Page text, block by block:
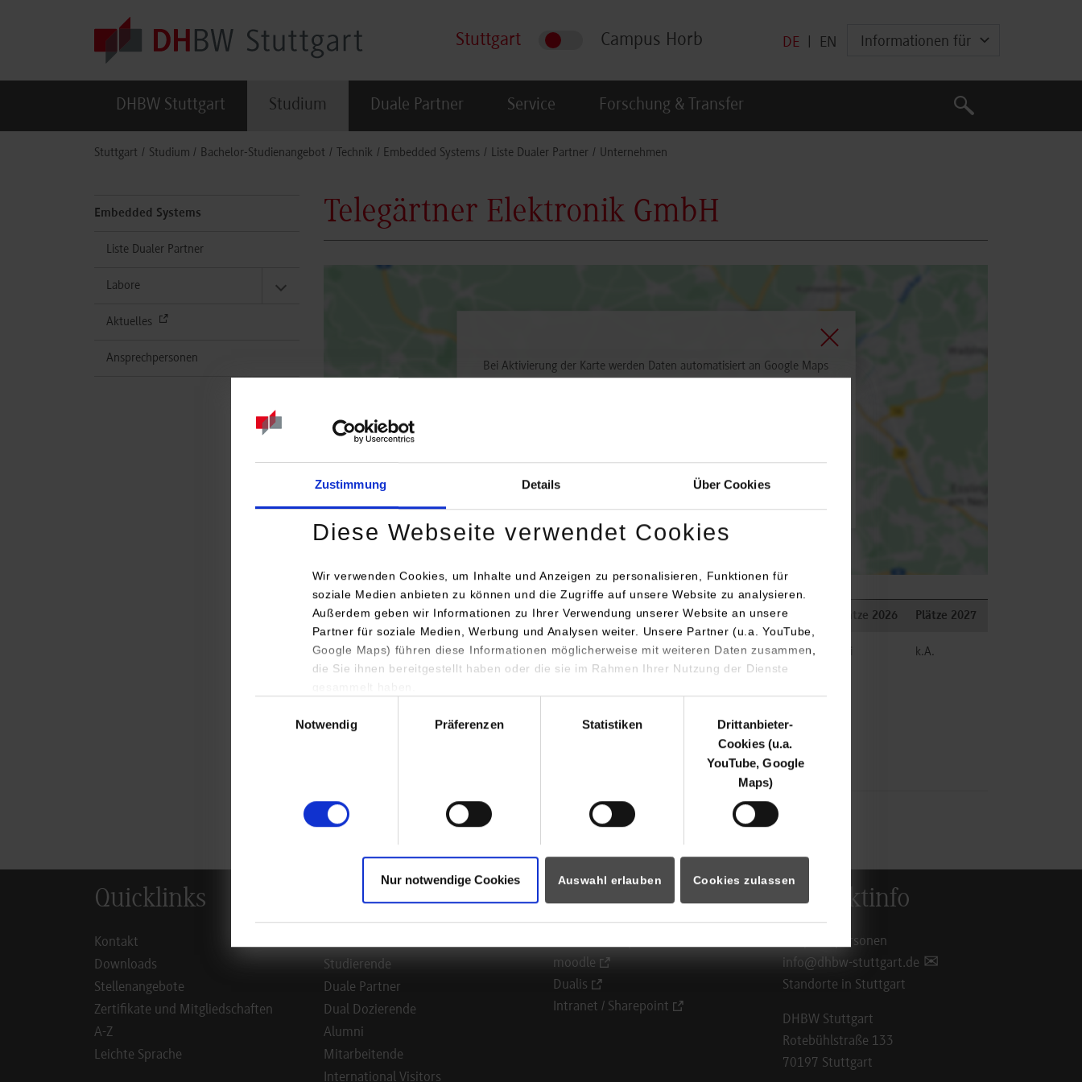
Zustimmung Details Über Cookies
Diese Webseite verwendet Cookies
Wir verwenden Cookies, um Inhalte und Anzeigen zu personalisieren, Funktionen für
soziale Medien anbieten zu können und die Zugriffe auf unsere Website zu analysieren.
Außerdem geben wir Informationen zu Ihrer Verwendung unserer Website an unsere
Partner für soziale Medien, Werbung und Analysen weiter. Unsere Partner (u.a. YouTube,
Google Maps) führen diese Informationen möglicherweise mit weiteren Daten zusammen,
die Sie ihnen bereitgestellt haben oder die sie im Rahmen Ihrer Nutzung der Dienste
Notwendig
Präferenzen Statistiken
Drittanbieter-
Cookies (u.a.
YouTube, Google
Maps)
Nur notwendige Cookies Auswahl erlauben Cookies zulassen
Stuttgart Campus Horb DE EN Informationen für
DHBW Stuttgart Studium Duale Partner Service Forschung & Transfer
Suche
Suche
Stuttgart Studium Bachelor-Studienangebot Technik Embedded Systems Liste Dualer Partner Unternehmen
Embedded Systems
Liste Dualer Partner
Labore
Aktuelles
Ansprechpersonen
Telegärtner Elektronik GmbH
Bei Aktivierung der Karte werden Daten automatisiert an Google Maps
Dauerhaft aktivieren Einmalig aktivieren
Studiengang / Studienrichtung Anschrift / Ansprechperson Bemerkungen Plätze 2026 Plätze 2027
Embedded Systems / General Engineering
Telegärtner Elektronik GmbH
Hofäckerstr. 18
Andreas Judt
k.A.
zurück zur Ergebnisliste
Quicklinks
Kontakt
Downloads
Stellenangebote
Zertifikate und Mitgliedschaften
A-Z
Leichte Sprache
Informationen für
Studierende
Duale Partner
Dual Dozierende
Alumni
Mitarbeitende
International Visitors
Portale
moodle
Dualis
Intranet / Sharepoint
Kontaktinfo
Ansprechpersonen
info@dhbw-stuttgart.de
Standorte in Stuttgart
DHBW Stuttgart
Rotebühlstraße 133
70197 Stuttgart